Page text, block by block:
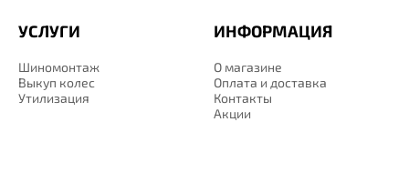
ИНФОРМАЦИЯ
О магазине
Оплата и доставка
Контакты
Акции
УСЛУГИ
Шиномонтаж
Выкуп колес
Утилизация